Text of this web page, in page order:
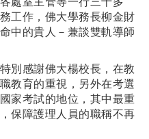
工作，佛大學務長柳金財
中的貴人－兼談雙軌導師
別感謝佛大楊校長，在教
教育的重視，另外在考選
家考試的地位，其中最重
保障護理人員的職稱不再